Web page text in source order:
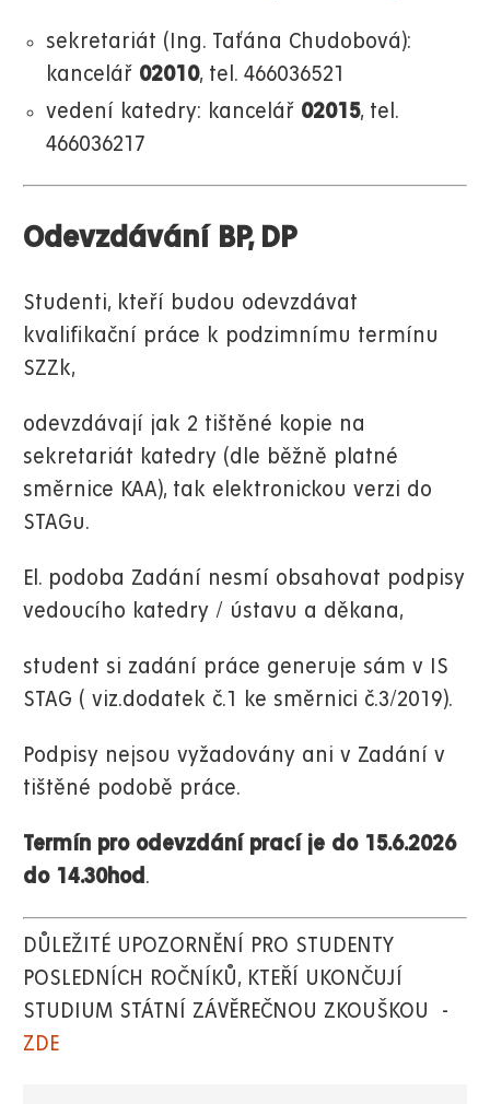
sekretariát (Ing. Taťána Chudobová):
kancelář 02010, tel. 466036521
vedení katedry: kancelář 02015, tel.
466036217
Odevzdávání BP, DP
Studenti, kteří budou odevzdávat
kvalifikační práce k podzimnímu termínu
SZZk,
odevzdávají jak 2 tištěné kopie na
sekretariát katedry (dle běžně platné
směrnice KAA), tak elektronickou verzi do
STAGu.
El. podoba Zadání nesmí obsahovat podpisy
vedoucího katedry / ústavu a děkana,
student si zadání práce generuje sám v IS
STAG ( viz.dodatek č.1 ke směrnici č.3/2019).
Podpisy nejsou vyžadovány ani v Zadání v
tištěné podobě práce.
Termín pro odevzdání prací je do 15.6.2026
do 14.30hod .
DŮLEŽITÉ UPOZORNĚNÍ PRO STUDENTY
POSLEDNÍCH ROČNÍKŮ, KTEŘÍ UKONČUJÍ
STUDIUM STÁTNÍ ZÁVĚREČNOU ZKOUŠKOU -
ZDE